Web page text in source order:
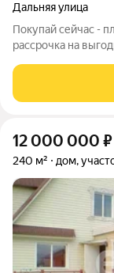
Дальняя улица
Покупай сейчас -
рассрочка на
кв.м. Участок
практически в
12 000 000 ₽
240 м² дом,